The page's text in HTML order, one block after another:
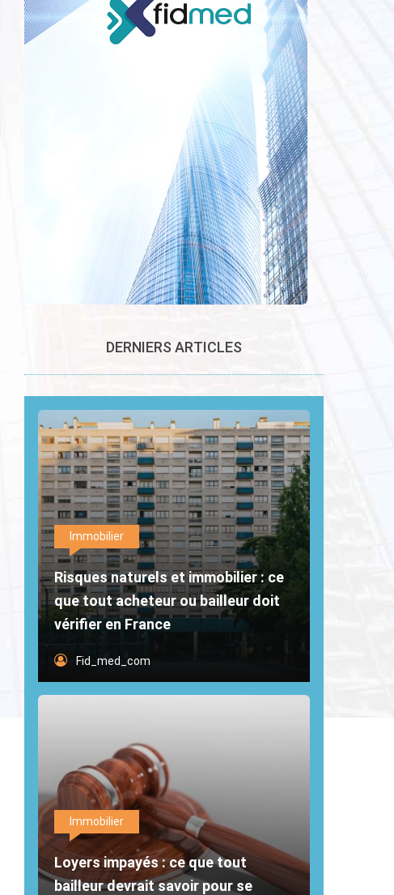
DERNIERS ARTICLES
Immobilier
Risques naturels et immobilier : ce
que tout acheteur ou bailleur doit
vérifier en France
Fid_med_com
Immobilier
Loyers impayés : ce que tout
bailleur devrait savoir pour se